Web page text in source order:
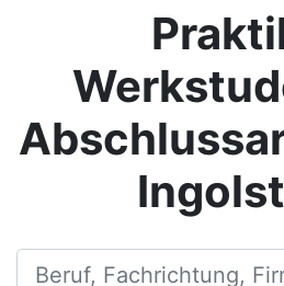
Beruf, Fachrichtung, Firma